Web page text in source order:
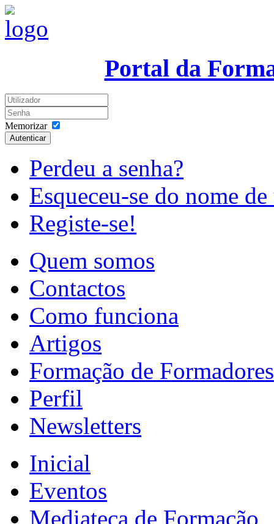
Portal da
Memorizar
Autenticar
Perdeu a senha?
Esqueceu-se do nome
Registe-se!
Quem somos
Contactos
Como funciona
Artigos
Formação de Formadores
Perfil
Newsletters
Inicial
Eventos
Mediateca de Formação